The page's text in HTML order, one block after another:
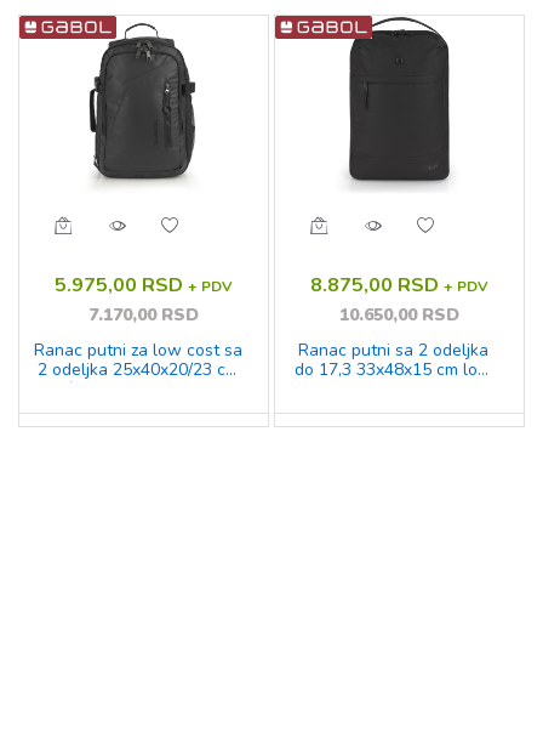
5.975,00 RSD + PDV
7.170,00 RSD
Ranac putni za low cost sa
2 odeljka 25x40x20/23 cm
20/23l - 0,62kg Canada
Gabol crna
8.875,00 RSD + PDV
10.650,00 RSD
Ranac putni sa 2 odeljka
do 17,3 33x48x15 cm low